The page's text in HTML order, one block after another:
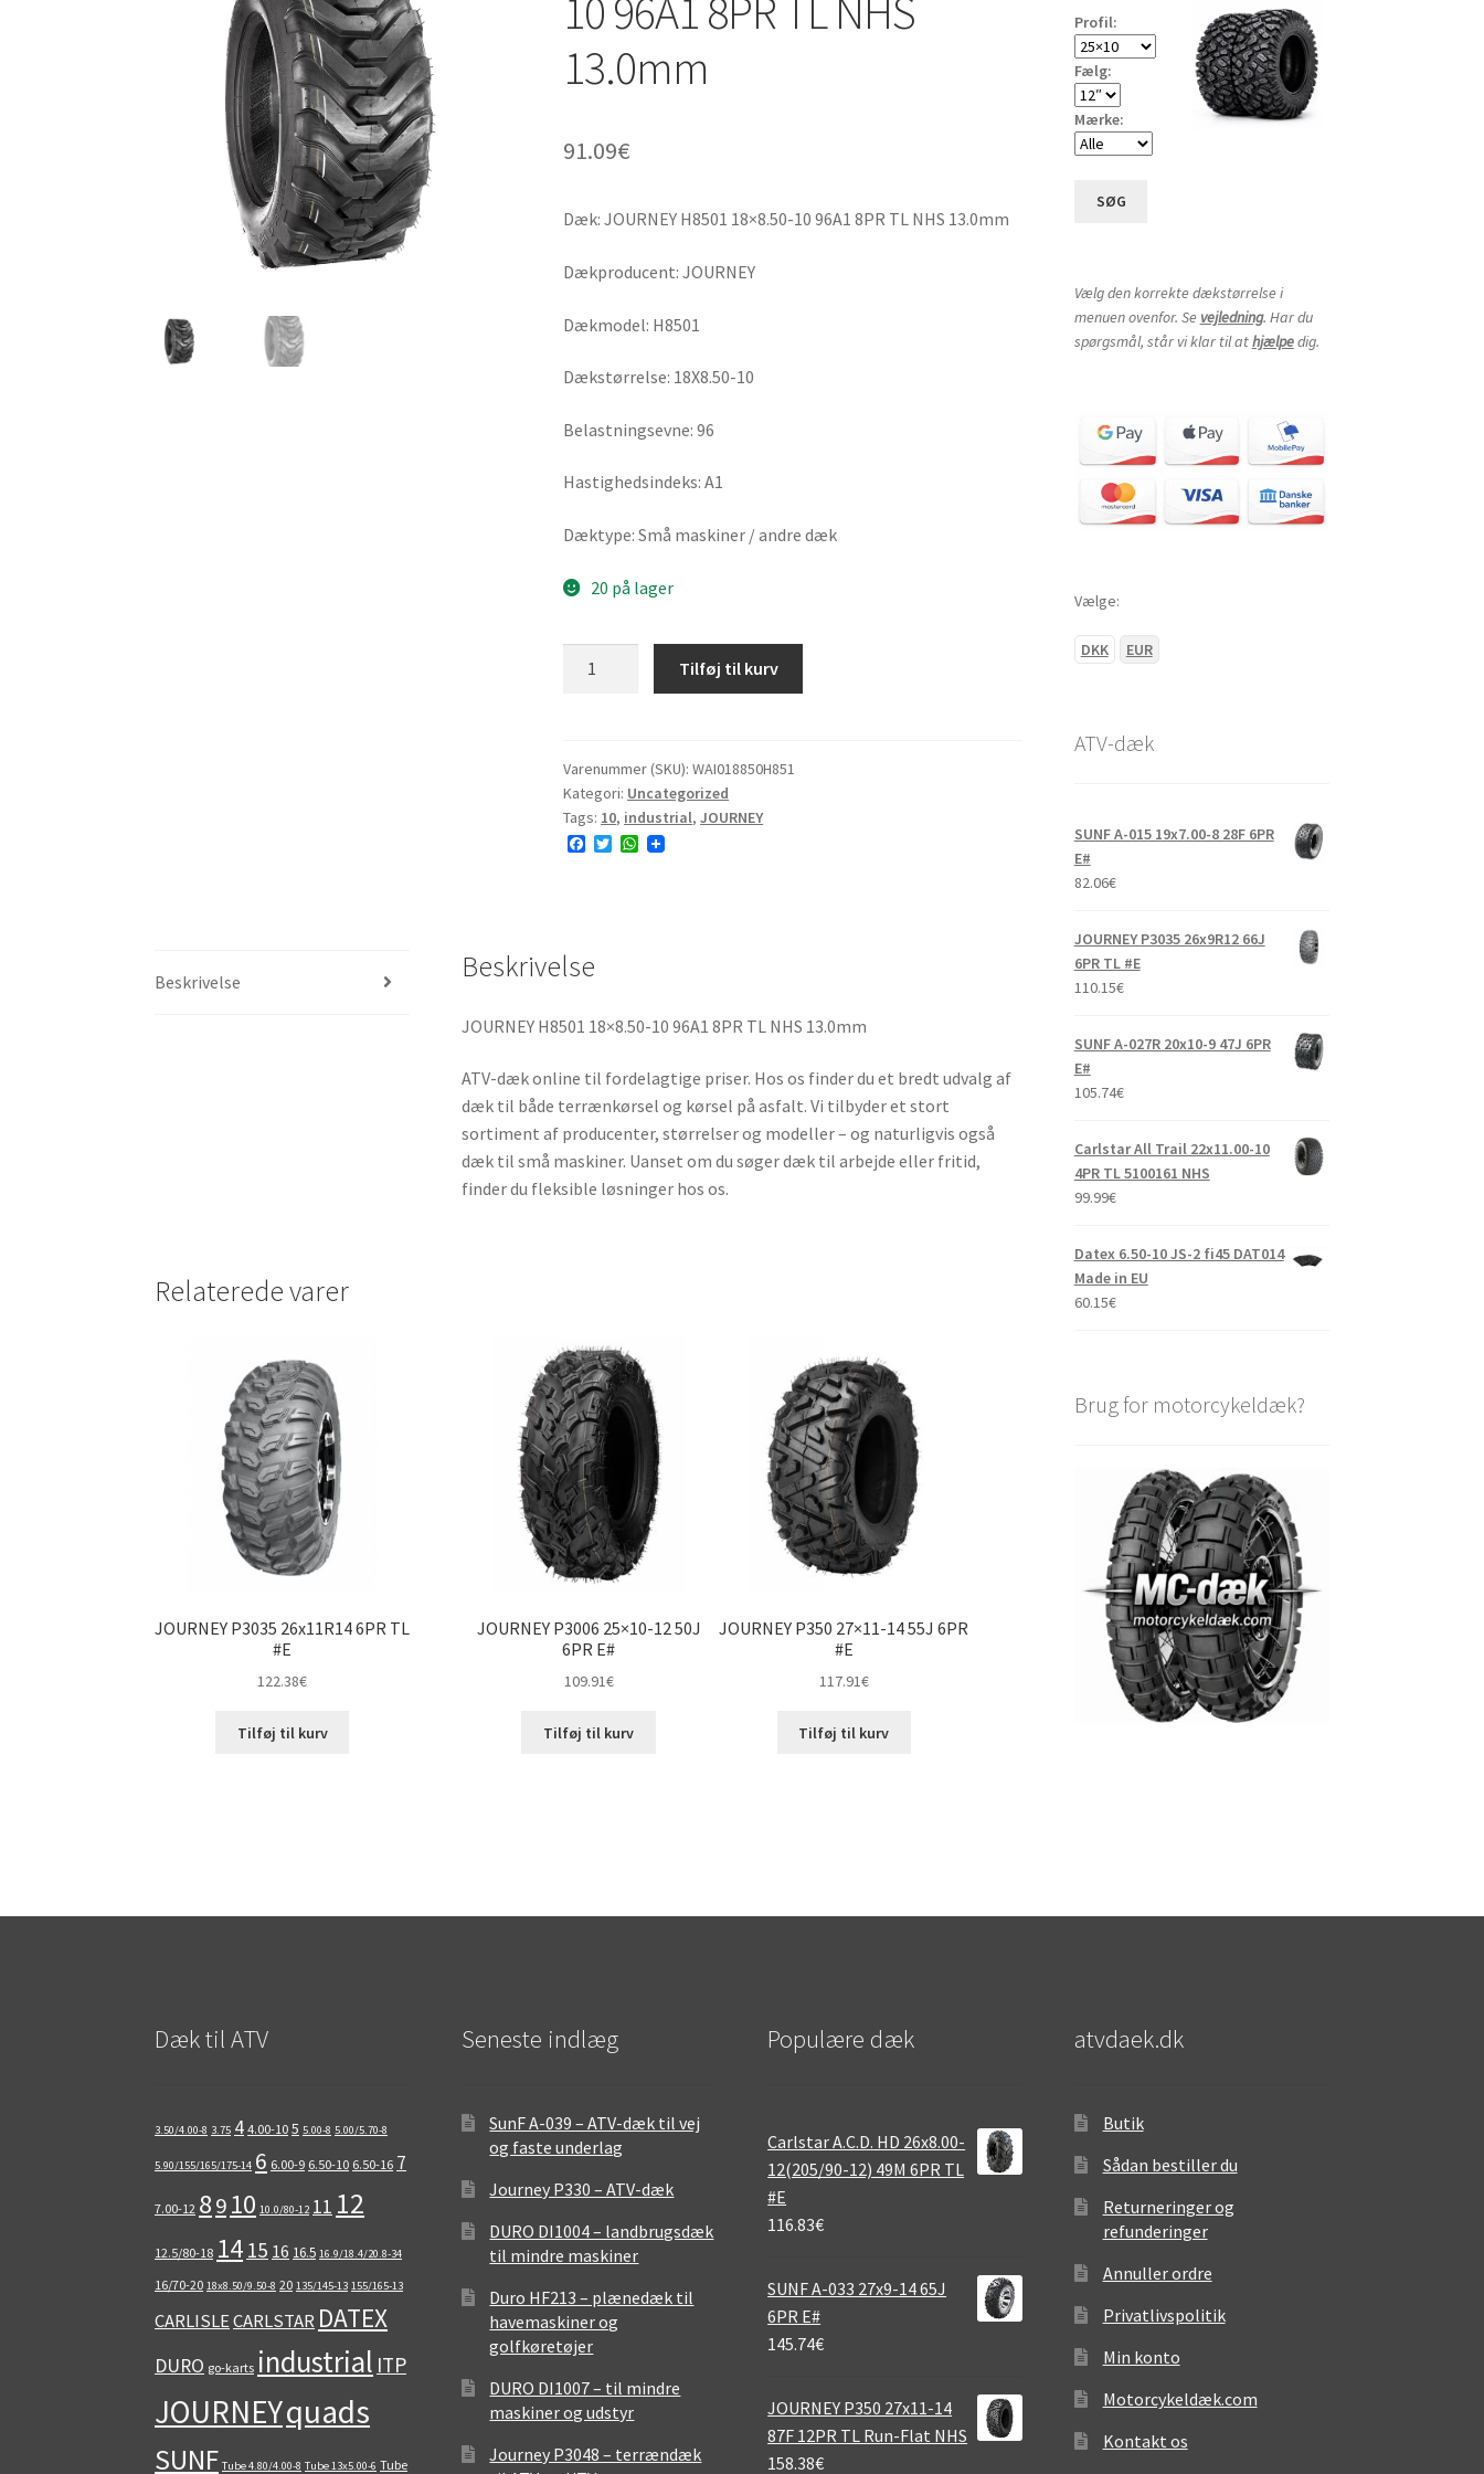
10 96A1 8PR TL NHS
13.0mm
91.09€
Dæk: JOURNEY H8501 18×8.50-10 96A1 8PR TL NHS 13.0mm
Dækproducent: JOURNEY
Dækmodel: H8501
Dækstørrelse: 18X8.50-10
Belastningsevne: 96
Hastighedsindeks: A1
Dæktype: Små maskiner / andre dæk
20 på lager
96A1
8PR
TL
NHS
Tilføj til kurv
Varenummer (SKU):WAI018850H851
Kategori: Uncategorized
Tags: 10, industrial,JOURNEY
F
k
T
W
Beskrivelse Beskrivelse
JOURNEY H8501 18×8.50-10 96A1 8PR TL NHS 13.0mm
ATV-dæk online til fordelagtige priser. Hos os finder du et bredt udvalg af
dæk til både terrænkørsel og kørsel på asfalt. Vi tilbyder et stort
sortiment af producenter, størrelser og modeller – og naturligvis også
dæk til små maskiner. Uanset om du søger dæk til arbejde eller fritid,
finder du fleksible løsninger hos os.
Relaterede varer
JOURNEY P3035 26x11R14 6PR TL
#E
122.38€
Tilføj til kurv
JOURNEY P3006 25×10-12 50J
6PR E#
109.91€
Tilføj til kurv
JOURNEY P350 27×11-14 55J 6PR
#E
117.91€
Tilføj til kurv
Profil:
Fælg:
Mærke:
SØG
Vælg den korrekte dækstørrelse i
menuen ovenfor. Se vejledning. Har du
spørgsmål, står vi klar til athjælpedig.
Vælge:
DKK EUR
ATV-dæk
SUNF A-015 19x7.00-8 28F 6PR
E#
82.06€
JOURNEY P3035 26x9R12 66J
6PR TL #E
110.15€
SUNF A-027R 20x10-9 47J 6PR
E#
105.74€
Carlstar All Trail 22x11.00-10
4PR TL 5100161 NHS
99.99€
Datex 6.50-10 JS-2 fi45 DAT014
Made in EU
60.15€
Brug for motorcykeldæk?
Dæk til ATV
3.50/4.00-8 3.75 4 4.00-10 5 5.00-8 5.00/5.70-8
5.90/155/165/175-14 6 6.00-9 6.50-10 6.50-16 7
7.00-12 8910 10.0/80-12 11 12
12.5/80-18 14 15 16 16.5 16.9/18.4/20.8-34
16/70-20 18x8.50/9.50-8 20 135/145-13 155/165-13
CARLISLECARLSTAR DATEX
DURO go-karts industrial ITP
JOURNEYquads
SUNF Tube 4.80/4.00-8 Tube 13x5.00-6 Tube
Seneste indlæg
SunF A-039 – ATV-dæk til vej
og faste underlag
Journey P330 – ATV-dæk
DURO DI1004 – landbrugsdæk
til mindre maskiner
Duro HF213 – plænedæk til
havemaskiner og
golfkøretøjer
DURO DI1007 – til mindre
maskiner og udstyr
Journey P3048 – terrændæk
Populære dæk
Carlstar A.C.D. HD 26x8.00-
12(205/90-12) 49M 6PR TL
#E
116.83€
SUNF A-033 27x9-14 65J
6PR E#
145.74€
JOURNEY P350 27x11-14
87F 12PR TL Run-Flat NHS
158.38€
atvdaek.dk
Butik
Sådan bestiller du
Returneringer og
refunderinger
Annuller ordre
Privatlivspolitik
Min konto
Motorcykeldæk.com
Kontakt os